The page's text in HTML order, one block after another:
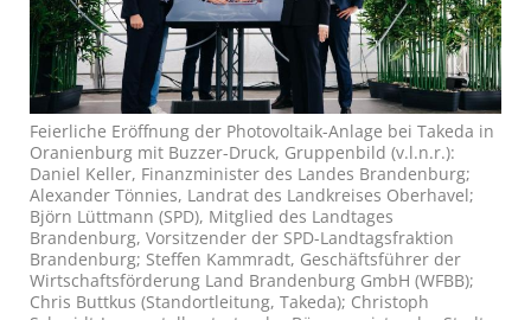
Feierliche Eröffnung der Photovoltaik-Anlage bei Takeda in
Oranienburg mit Buzzer-Druck, Gruppenbild (v.l.n.r.):
Daniel Keller, Finanzminister des Landes Brandenburg;
Alexander Tönnies, Landrat des Landkreises Oberhavel;
Björn Lüttmann (SPD), Mitglied des Landtages
Brandenburg, Vorsitzender der SPD-Landtagsfraktion
Brandenburg; Steffen Kammradt, Geschäftsführer der
Wirtschaftsförderung Land Brandenburg GmbH (WFBB);
Chris Buttkus (Standortleitung, Takeda); Christoph